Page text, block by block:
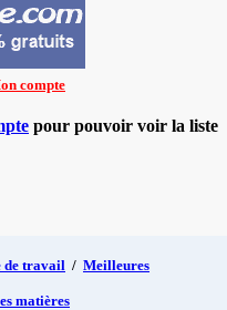
compte
pour pouvoir voir la liste
de travail / Meilleures
matières